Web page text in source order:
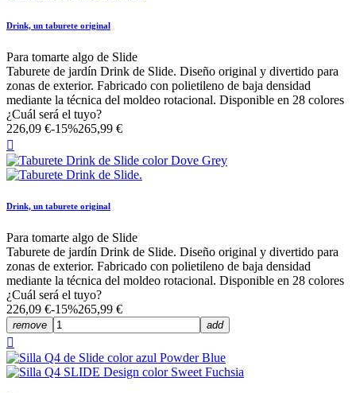
Drink, un taburete original
Para tomarte algo de Slide
Taburete de jardín Drink de Slide. Diseño original y divertido para
zonas de exterior. Fabricado con polietileno de baja densidad
mediante la técnica del moldeo rotacional. Disponible en 28 colores
¿Cuál será el tuyo?
226,09 €-15%265,99 €

Drink, un taburete original
Para tomarte algo de Slide
Taburete de jardín Drink de Slide. Diseño original y divertido para
zonas de exterior. Fabricado con polietileno de baja densidad
mediante la técnica del moldeo rotacional. Disponible en 28 colores
¿Cuál será el tuyo?
226,09 €-15%265,99 €
remove add
